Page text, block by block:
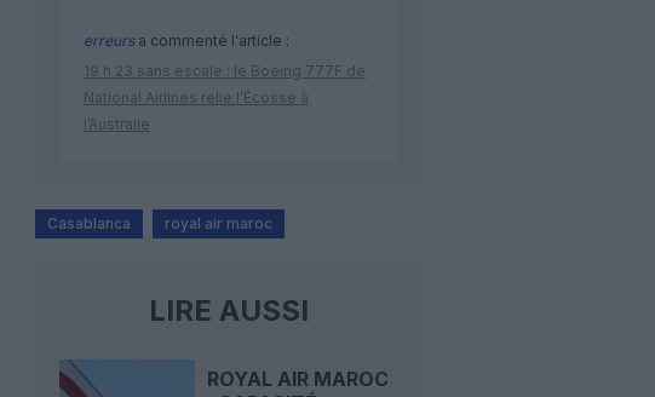
erreursa commenté l'article :
19 h 23 sans escale : le Boeing 777F de
National Airlines relie l’Écosse à
l’Australie
Casablanca royal air maroc
LIRE AUSSI
ROYAL AIR MAROC